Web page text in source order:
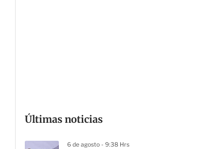
Últimas noticias
6 de agosto - 9:38 Hrs